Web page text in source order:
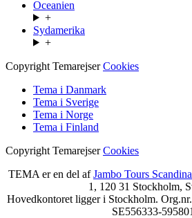
Oceanien
+
Sydamerika
+
Copyright TemarejserCookies
Tema i Danmark
Tema i Sverige
Tema i Norge
Tema i Finland
Copyright TemarejserCookies
TEMA er en del afJambo Tours
1, 120 31 Stockholm,
Hovedkontoret ligger i Stockholm.
SE556333-